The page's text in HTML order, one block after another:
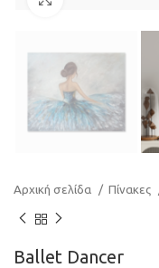
Αρχική σελίδα Πίνακες
Ballet Dancer